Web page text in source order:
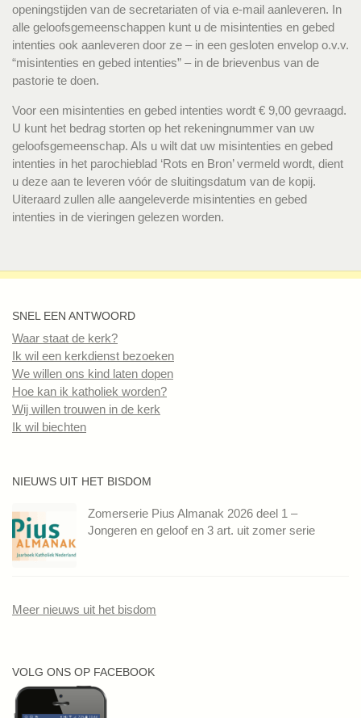
openingstijden van de secretariaten of via e-mail aanleveren. In
alle geloofsgemeenschappen kunt u de misintenties en gebed
intenties ook aanleveren door ze – in een gesloten envelop o.v.v.
“misintenties en gebed intenties” – in de brievenbus van de
pastorie te doen.
Voor een misintenties en gebed intenties wordt € 9,00 gevraagd.
U kunt het bedrag storten op het rekeningnummer van uw
geloofsgemeenschap. Als u wilt dat uw misintenties en gebed
intenties in het parochieblad ‘Rots en Bron’ vermeld wordt, dient
u deze aan te leveren vóór de sluitingsdatum van de kopij.
Uiteraard zullen alle aangeleverde misintenties en gebed
intenties in de vieringen gelezen worden.
SNEL EEN ANTWOORD
Waar staat de kerk?
Ik wil een kerkdienst bezoeken
We willen ons kind laten dopen
Hoe kan ik katholiek worden?
Wij willen trouwen in de kerk
Ik wil biechten
NIEUWS UIT HET BISDOM
Zomerserie Pius Almanak 2026 deel 1 –
Jongeren en geloof en 3 art. uit zomer serie
Meer nieuws uit het bisdom
VOLG ONS OP FACEBOOK